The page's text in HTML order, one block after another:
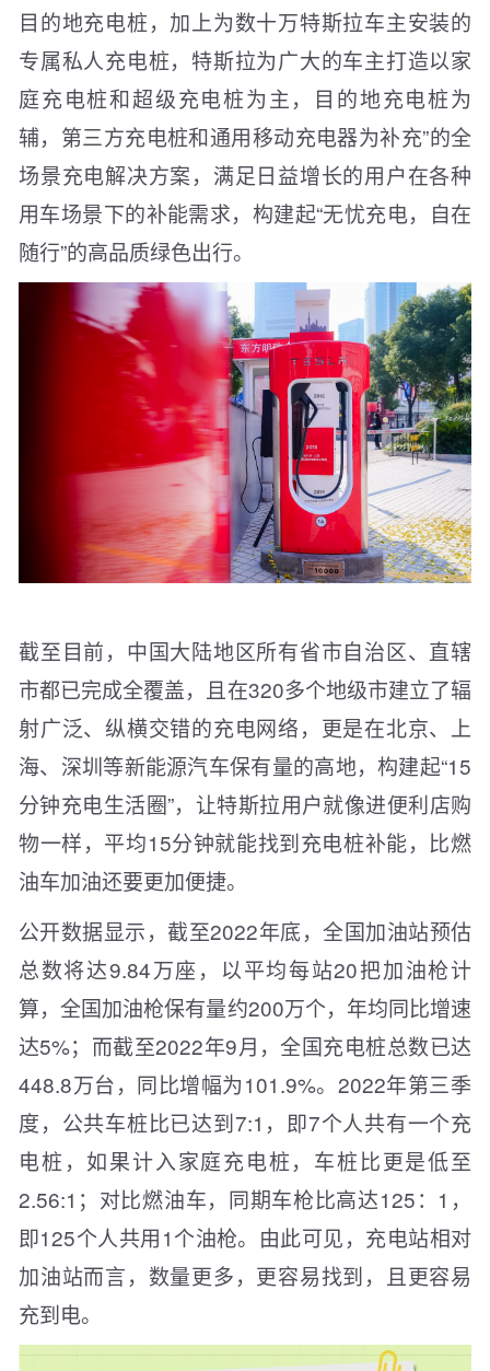
目的地充电桩，加上为数十万特斯拉车主安装的
专属私人充电桩，特斯拉为广大的车主打造以家
庭充电桩和超级充电桩为主，目的地充电桩为
辅，第三方充电桩和通用移动充电器为补充”的全
场景充电解决方案，满足日益增长的用户在各种
用车场景下的补能需求，构建起“无忧充电，自在
随行”的高品质绿色出行。
截至目前，中国大陆地区所有省市自治区、直辖
市都已完成全覆盖，且在320多个地级市建立了辐
射广泛、纵横交错的充电网络，更是在北京、上
海、深圳等新能源汽车保有量的高地，构建起“15
分钟充电生活圈”，让特斯拉用户就像进便利店购
物一样，平均15分钟就能找到充电桩补能，比燃
油车加油还要更加便捷。
公开数据显示，截至2022年底，全国加油站预估
总数将达9.84万座，以平均每站20把加油枪计
算，全国加油枪保有量约200万个，年均同比增速
达5%；而截至2022年9月，全国充电桩总数已达
448.8万台，同比增幅为101.9%。2022年第三季
度，公共车桩比已达到7:1，即7个人共有一个充
电桩，如果计入家庭充电桩，车桩比更是低至
2.56:1；对比燃油车，同期车枪比高达125：1，
即125个人共用1个油枪。由此可见，充电站相对
加油站而言，数量更多，更容易找到，且更容易
充到电。